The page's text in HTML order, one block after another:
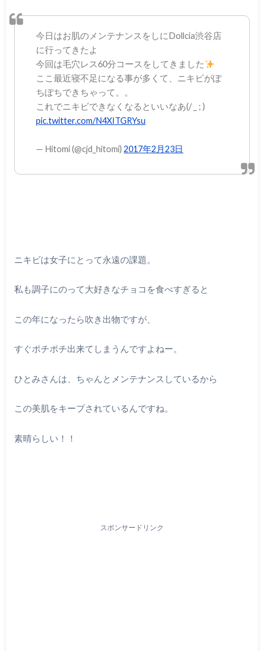
今日はお肌のメンテナンスをしにDollcia渋谷店
に行ってきたよ
今回は毛穴レス60分コースをしてきました
ここ最近寝不足になる事が多くて、ニキビがぽ
ちぽちできちゃって。。
これでニキビできなくなるといいなあ(/ _ ; )
pic.twitter.com/N4XITGRYsu
— Hitomi (@cjd_hitomi)2017年2月23日
ニキビは女子にとって永遠の課題。
私も調子にのって大好きなチョコを食べすぎると
この年になったら吹き出物ですが、
すぐポチポチ出来てしまうんですよねー。
ひとみさんは、ちゃんとメンテナンスしているから
この美肌をキープされているんですね。
素晴らしい！！
スポンサードリンク